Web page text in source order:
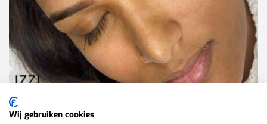
Wij gebruiken cookies